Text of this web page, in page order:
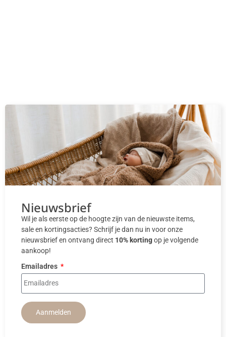
Nieuwsbrief
Wil je als eerste op de hoogte zijn van de nieuwste items,
sale en kortingsacties? Schrijf je dan nu in voor onze
nieuwsbrief en ontvang direct 10% kortingop je volgende
aankoop!
Emailadres
Aanmelden